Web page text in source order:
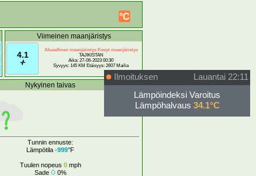
°C
Viimeinen maanjäristys
4.1
Alueellinen maanjäristys Kevyt maanjäristys
TAJIKISTAN
Aika: 27-06-2023 00:30
Syvyys: 145 KM Etäisyys: 2607 Mailia
Nykyinen taivas Poissa
Tunnin ennuste:
Lämpötila -999°F
Tuulen nopeus 0mph
Sade
0%
Ilmoituksen
Lauantai 22:11
Lämpöindeksi Varoitus
Lämpöhalvaus 34.1°C